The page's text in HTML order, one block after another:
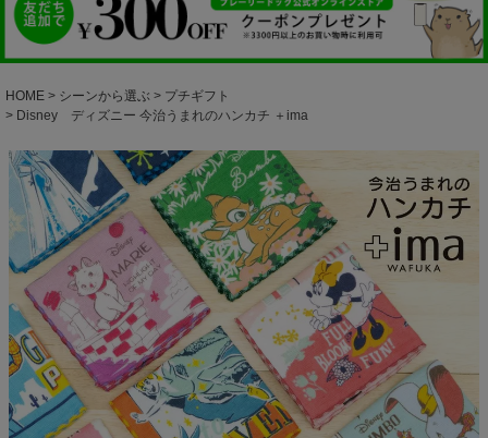
HOME シーンから選ぶ
プチギフト
Disney ディズニー 今治うまれのハンカチ ＋ima